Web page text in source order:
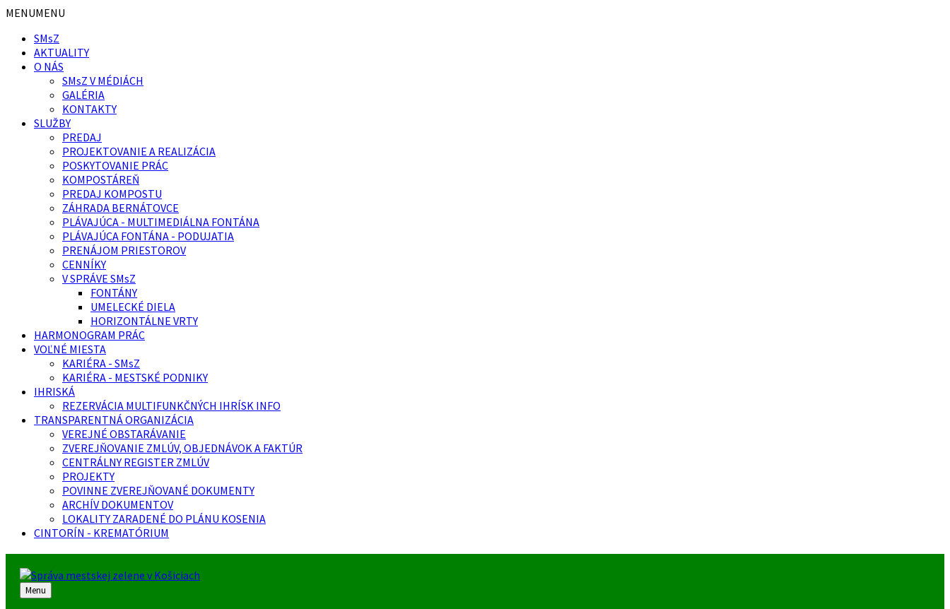
Preskočiť
obsah
Preskočiť
pätičku
MENUMENU
SMsZ
AKTUALITY
O NÁS
SMsZ V MÉDIÁCH
GALÉRIA
KONTAKTY
SLUŽBY
PREDAJ
PROJEKTOVANIE A REALIZÁCIA
POSKYTOVANIE PRÁC
KOMPOSTÁREŇ
PREDAJ KOMPOSTU
ZÁHRADA BERNÁTOVCE
PLÁVAJÚCA - MULTIMEDIÁLNA FONTÁNA
PLÁVAJÚCA FONTÁNA - PODUJATIA
PRENÁJOM PRIESTOROV
CENNÍKY
V SPRÁVE SMsZ
FONTÁNY
UMELECKÉ DIELA
HORIZONTÁLNE VRTY
HARMONOGRAM PRÁC
VOĽNÉ MIESTA
KARIÉRA - SMsZ
KARIÉRA - MESTSKÉ PODNIKY
IHRISKÁ
REZERVÁCIA MULTIFUNKČNÝCH IHRÍSK INFO
TRANSPARENTNÁ ORGANIZÁCIA
VEREJNÉ OBSTARÁVANIE
ZVEREJŇOVANIE ZMLÚV, OBJEDNÁVOK A FAKTÚR
CENTRÁLNY REGISTER ZMLÚV
PROJEKTY
POVINNE ZVEREJŇOVANÉ DOKUMENTY
ARCHÍV DOKUMENTOV
LOKALITY ZARADENÉ DO PLÁNU KOSENIA
CINTORÍN - KREMATÓRIUM
Menu